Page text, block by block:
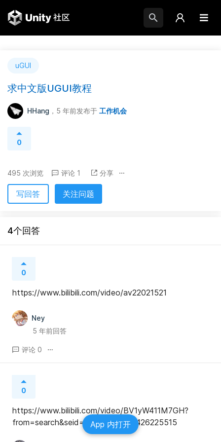
uGUI
求中文版UGUI教程
HHang ，5 年前发布于 工作机会
0
495 次浏览 评论 1 分享
写回答 关注问题
4个回答
0
https://www.bilibili.com/video/av22021521
Ney
5 年前回答
评论 0
0
https://www.bilibili.com/video/BV1yW411M7GH?
from=search&seid=15428766704426225515
App 内打开